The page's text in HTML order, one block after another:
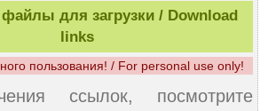
для загрузки / Download
links
пользования! / For personal use only!
ссылок, посмотрите